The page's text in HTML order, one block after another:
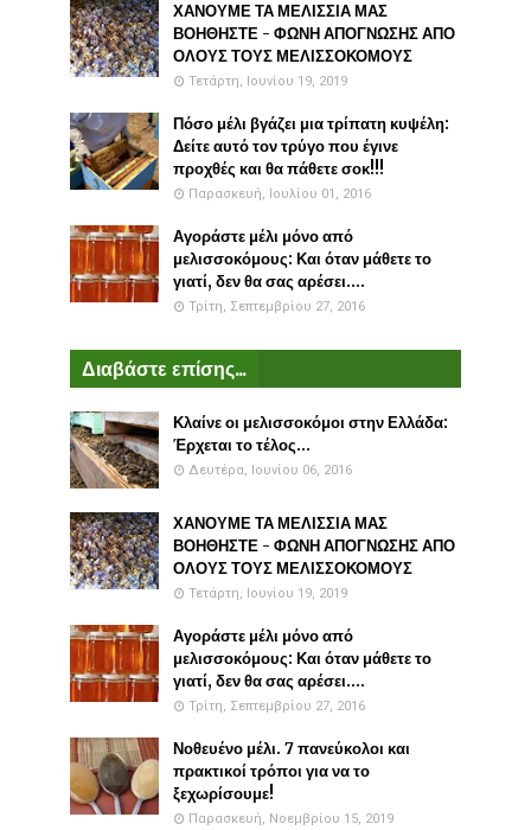
ΧΑΝΟΥΜΕ ΤΑ ΜΕΛΙΣΣΙΑ ΜΑΣ
ΒΟΗΘΗΣΤΕ - ΦΩΝΗ ΑΠΟΓΝΩΣΗΣ ΑΠΟ
ΟΛΟΥΣ ΤΟΥΣ ΜΕΛΙΣΣΟΚΟΜΟΥΣ
Τετάρτη, Ιουνίου 19, 2019
Πόσο μέλι βγάζει μια τρίπατη κυψέλη:
Δείτε αυτό τον τρύγο που έγινε
προχθές και θα πάθετε σοκ!!!
Παρασκευή, Ιουλίου 01, 2016
Αγοράστε μέλι μόνο από
μελισσοκόμους: Και όταν μάθετε το
γιατί, δεν θα σας αρέσει....
Τρίτη, Σεπτεμβρίου 27, 2016
Διαβάστε επίσης...
Κλαίνε οι μελισσοκόμοι στην Ελλάδα:
Έρχεται το τέλος...
Δευτέρα, Ιουνίου 06, 2016
ΧΑΝΟΥΜΕ ΤΑ ΜΕΛΙΣΣΙΑ ΜΑΣ
ΒΟΗΘΗΣΤΕ - ΦΩΝΗ ΑΠΟΓΝΩΣΗΣ ΑΠΟ
ΟΛΟΥΣ ΤΟΥΣ ΜΕΛΙΣΣΟΚΟΜΟΥΣ
Τετάρτη, Ιουνίου 19, 2019
Αγοράστε μέλι μόνο από
μελισσοκόμους: Και όταν μάθετε το
γιατί, δεν θα σας αρέσει....
Τρίτη, Σεπτεμβρίου 27, 2016
Νοθευένο μέλι. 7 πανεύκολοι και
πρακτικοί τρόποι για να το
ξεχωρίσουμε!
Παρασκευή, Νοεμβρίου 15, 2019